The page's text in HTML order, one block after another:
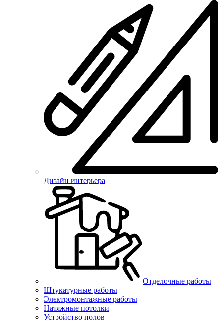
Дизайн интерьера
Отделочные работы
Штукатурные работы
Электромонтажные работы
Натяжные потолки
Устройство полов